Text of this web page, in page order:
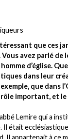
que ces
avez parlé de
homme d’église.
dans leur
que dans
rôle important, et
Lemire qui a
Il était
Il appartenait à ce